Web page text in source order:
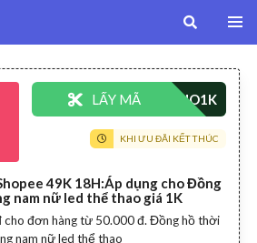
49K 18H:Áp dụng cho Đồng
nam nữ led thể thao giá 1K
cho đơn hàng từ 50.000 đ. Đồng hồ thời
nam nữ led thể thao
LẤY MÃ
KHI ƯU ĐÃI KẾT THÚC